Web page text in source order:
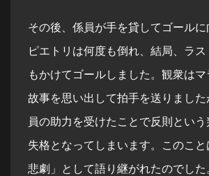
その後、係員が手を貸してゴールに
ピエトリは何度も倒れ、結局、ラ
もかけてゴールしました。観衆は
故事を思い出して拍手を送りまし
員の助力を受けたことで反則という
失格となってしまいます。このこ
悲劇」として語り継がれたのでした